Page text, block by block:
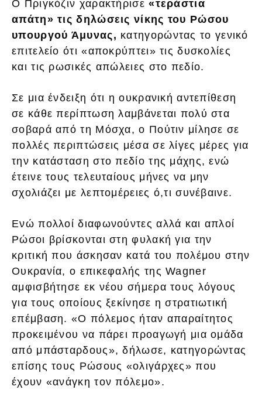
Ο Πριγκόζιν χαρακτήρισε«τεράστια
απάτη» τις δηλώσεις νίκης του Ρώσου
υπουργού Άμυνας, κατηγορώντας το γενικό
επιτελείο ότι «αποκρύπτει» τις δυσκολίες
και τις ρωσικές απώλειες στο πεδίο.
Σε μια ένδειξη ότι η ουκρανική αντεπίθεση
σε κάθε περίπτωση λαμβάνεται πολύ στα
σοβαρά από τη Μόσχα, ο Πούτιν μίλησε σε
πολλές περιπτώσεις μέσα σε λίγες μέρες για
την κατάσταση στο πεδίο της μάχης, ενώ
έτεινε τους τελευταίους μήνες να μην
σχολιάζει με λεπτομέρειες ό,τι συνέβαινε.
Ενώ πολλοί διαφωνούντες αλλά και απλοί
Ρώσοι βρίσκονται στη φυλακή για την
κριτική που άσκησαν κατά του πολέμου στην
Ουκρανία, ο επικεφαλής της Wagner
αμφισβήτησε εκ νέου σήμερα τους λόγους
για τους οποίους ξεκίνησε η στρατιωτική
επέμβαση. «Ο πόλεμος ήταν απαραίτητος
προκειμένου να πάρει προαγωγή μια ομάδα
από μπάσταρδους», δήλωσε, κατηγορώντας
επίσης τους Ρώσους «ολιγάρχες» που
έχουν «ανάγκη τον πόλεμο».